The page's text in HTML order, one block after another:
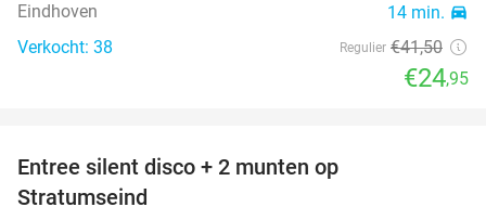
Eindhoven 14 min. directions_car
Verkocht: 38 Regulier €41,50
€24,95
Entree silent disco + 2 munten op
Stratumseind